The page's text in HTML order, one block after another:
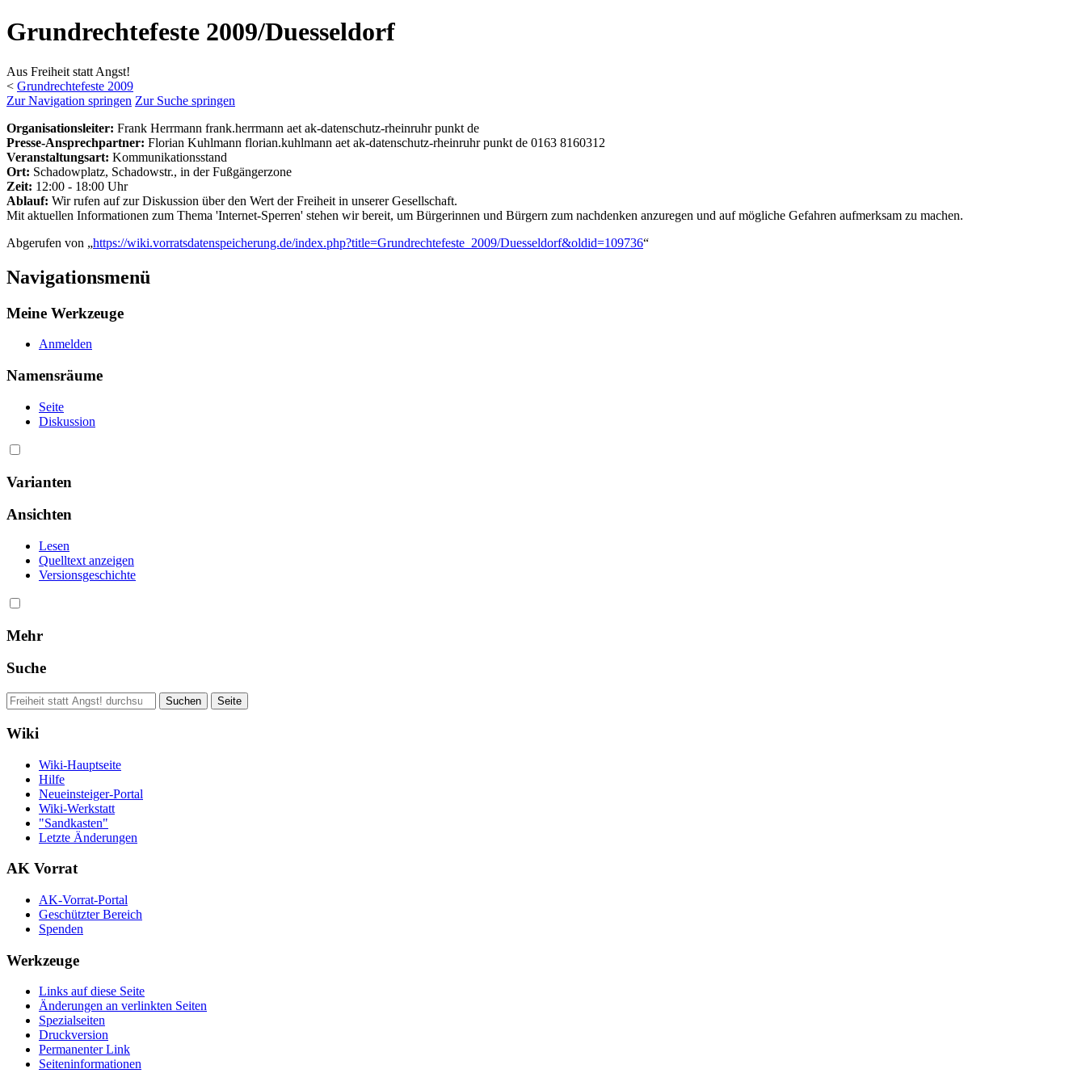
Grundrechtefeste 2009/Duesseldorf
Aus Freiheit statt Angst!
< Grundrechtefeste 2009
Zur Navigation springen Zur Suche springen
Organisationsleiter: Frank Herrmann frank.herrmann aet ak-datenschutz-rheinruhr punkt de
Presse-Ansprechpartner: Florian Kuhlmann florian.kuhlmann aet ak-datenschutz-rheinruhr punkt de 0163 8160312
Veranstaltungsart: Kommunikationsstand
Ort: Schadowplatz, Schadowstr., in der Fußgängerzone
Zeit: 12:00 - 18:00 Uhr
Ablauf: Wir rufen auf zur Diskussion über den Wert der Freiheit in unserer Gesellschaft.
Mit aktuellen Informationen zum Thema 'Internet-Sperren' stehen wir bereit, um Bürgerinnen und Bürgern zum nachdenken anzuregen und auf mögliche Gefahren aufmerksam zu machen.
Abgerufen von „https://wiki.vorratsdatenspeicherung.de/index.php?title=Grundrechtefeste_2009/Duesseldorf&oldid=109736“
Navigationsmenü
Meine Werkzeuge
Anmelden
Namensräume
Seite
Diskussion
Varianten
Ansichten
Lesen
Quelltext anzeigen
Versionsgeschichte
Mehr
Suche
Wiki
Wiki-Hauptseite
Hilfe
Neueinsteiger-Portal
Wiki-Werkstatt
"Sandkasten"
Letzte Änderungen
AK Vorrat
AK-Vorrat-Portal
Geschützter Bereich
Spenden
Werkzeuge
Links auf diese Seite
Änderungen an verlinkten Seiten
Spezialseiten
Druckversion
Permanenter Link
Seiten­­informationen